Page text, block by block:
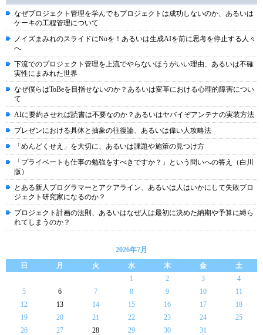
なぜプロジェクト管理を学んでもプロジェクトは成功しないのか、あるいは
ケーキの工程管理について
ノイズまみれのスライドにNoを！あるいは生成AIを前に思考を停止する人々
へ
下流でのプロジェクト管理を上流でやらないほうがいい理由、あるいは不確
実性にまみれた世界
なぜ僕らはToBeを目指せないのか？あるいは変革における心理的障害につい
て
AIに要約させれば読書は不要なのか？あるいはヤバイぞアンテナの実装方法
プレゼンにおける具体と抽象の往復論、あるいは偉い人攻略法
「めんどくせえ」を大切に、あるいは課題や施策の見つけ方
「プライベートも仕事の勉強をすべきですか？」という問いへの答え（白川
版）
とある新人プログラマーとアクアライン、あるいは人はいかにして失敗プロ
ジェクト研究家になるのか？
プロジェクト計画の法則、あるいはなぜ人は最初に決めた納期や予算に縛ら
れてしまうのか？
2026年7月
日
月 火 水 木 金
土
1
2 3
4
5
6 7 8 9 10
11
12
13 14 15 16 17
18
19
20 21 22 23 24
25
26
27 28 29 30 31